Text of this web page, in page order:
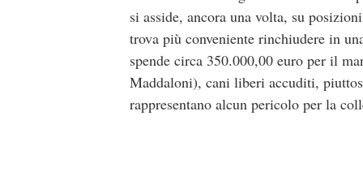
si asside, ancora una volta, su
trova più conveniente rinchiudere in
spende circa 350.000,00 euro per il
Maddaloni), cani liberi accuditi,
rappresentano alcun pericolo per la